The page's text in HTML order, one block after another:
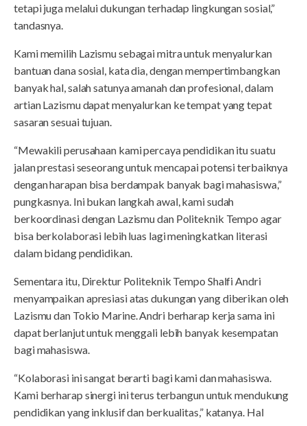
tetapi juga melalui dukungan terhadap lingkungan sosial,”
tandasnya.
Kami memilih Lazismu sebagai mitra untuk menyalurkan
bantuan dana sosial, kata dia, dengan mempertimbangkan
banyak hal, salah satunya amanah dan profesional, dalam
artian Lazismu dapat menyalurkan ke tempat yang tepat
sasaran sesuai tujuan.
“Mewakili perusahaan kami percaya pendidikan itu suatu
jalan prestasi seseorang untuk mencapai potensi terbaiknya
dengan harapan bisa berdampak banyak bagi mahasiswa,”
pungkasnya. Ini bukan langkah awal, kami sudah
berkoordinasi dengan Lazismu dan Politeknik Tempo agar
bisa berkolaborasi lebih luas lagi meningkatkan literasi
dalam bidang pendidikan.
Sementara itu, Direktur Politeknik Tempo Shalfi Andri
menyampaikan apresiasi atas dukungan yang diberikan oleh
Lazismu dan Tokio Marine. Andri berharap kerja sama ini
dapat berlanjut untuk menggali lebih banyak kesempatan
bagi mahasiswa.
“Kolaborasi ini sangat berarti bagi kami dan mahasiswa.
Kami berharap sinergi ini terus terbangun untuk mendukung
pendidikan yang inklusif dan berkualitas,” katanya. Hal